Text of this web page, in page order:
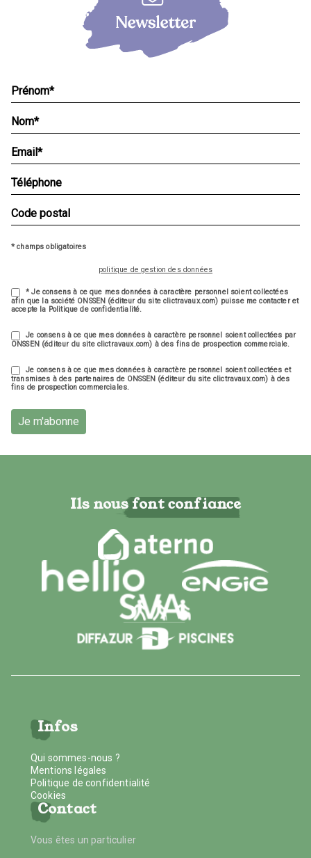
* champs obligatoires
politique de gestion des données
* Je consens à ce que mes données à caractère personnel soient collectées
afin que la société ONSSEN (éditeur du site clictravaux.com) puisse me contacter et
accepte la Politique de confidentialité.
Je consens à ce que mes données à caractère personnel soient collectées par
ONSSEN (éditeur du site clictravaux.com) à des fins de prospection commerciale.
Je consens à ce que mes données à caractère personnel soient collectées et
transmises à des partenaires de ONSSEN (éditeur du site clictravaux.com) à des
fins de prospection commerciales.
Je m'abonne
Ils nous font confiance
Infos
Qui sommes-nous ?
Mentions légales
Politique de confidentialité
Cookies
Contact
Vous êtes un particulier